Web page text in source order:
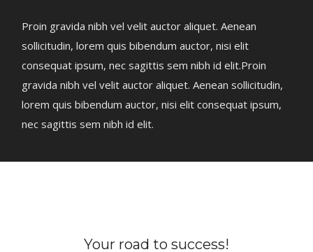
Proin gravida nibh vel velit auctor aliquet. Aenean
sollicitudin, lorem quis bibendum auctor, nisi elit
consequat ipsum, nec sagittis sem nibh id elit.Proin
gravida nibh vel velit auctor aliquet. Aenean sollicitudin,
lorem quis bibendum auctor, nisi elit consequat ipsum,
nec sagittis sem nibh id elit.
Your road to success!